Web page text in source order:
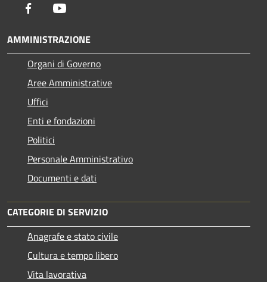
Facebook
AMMINISTRAZIONE
Organi di Governo
Aree Amministrative
Uffici
Enti e fondazioni
Politici
Personale Amministrativo
Documenti e dati
CATEGORIE DI SERVIZIO
Anagrafe e stato civile
Cultura e tempo libero
Vita lavorativa